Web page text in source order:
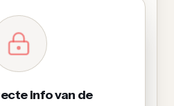
info van de